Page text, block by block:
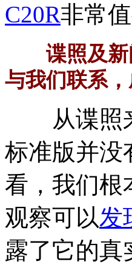
C20R非常
谍照及新
与我们联系
从谍照
标准版并没
看，我们根
观察可以发
露了它的真